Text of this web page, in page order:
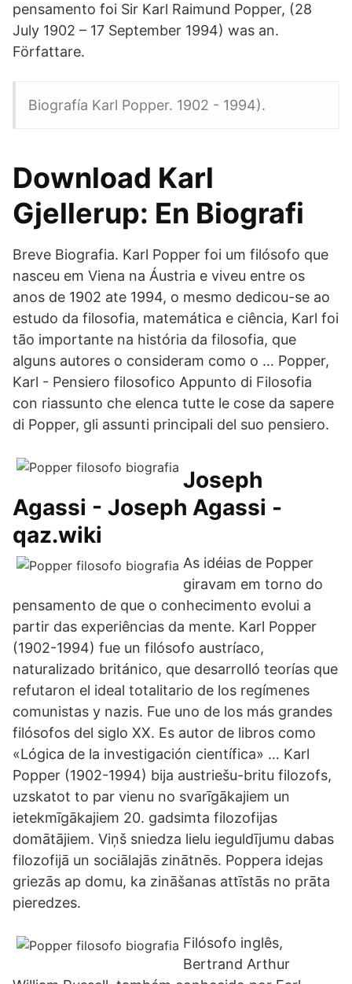
pensamento foi Sir Karl Raimund Popper, (28
July 1902 – 17 September 1994) was an.
Författare.
Biografía Karl Popper. 1902 - 1994).
Download Karl
Gjellerup: En Biografi
Breve Biografia. Karl Popper foi um filósofo que
nasceu em Viena na Áustria e viveu entre os
anos de 1902 ate 1994, o mesmo dedicou-se ao
estudo da filosofia, matemática e ciência, Karl foi
tão importante na história da filosofia, que
alguns autores o consideram como o … Popper,
Karl - Pensiero filosofico Appunto di Filosofia
con riassunto che elenca tutte le cose da sapere
di Popper, gli assunti principali del suo pensiero.
Joseph
Agassi - Joseph Agassi -
qaz.wiki
As idéias de Popper
giravam em torno do
pensamento de que o conhecimento evolui a
partir das experiências da mente. Karl Popper
(1902-1994) fue un filósofo austríaco,
naturalizado británico, que desarrolló teorías que
refutaron el ideal totalitario de los regímenes
comunistas y nazis. Fue uno de los más grandes
filósofos del siglo XX. Es autor de libros como
«Lógica de la investigación científica» … Karl
Popper (1902-1994) bija austriešu-britu filozofs,
uzskatot to par vienu no svarīgākajiem un
ietekmīgākajiem 20. gadsimta filozofijas
domātājiem. Viņš sniedza lielu ieguldījumu dabas
filozofijā un sociālajās zinātnēs. Poppera idejas
griezās ap domu, ka zināšanas attīstās no prāta
pieredzes.
Filósofo inglês,
Bertrand Arthur